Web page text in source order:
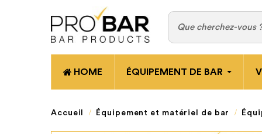
HOME ÉQUIPEMENT DE BAR
Accueil Équipement et matériel de bar